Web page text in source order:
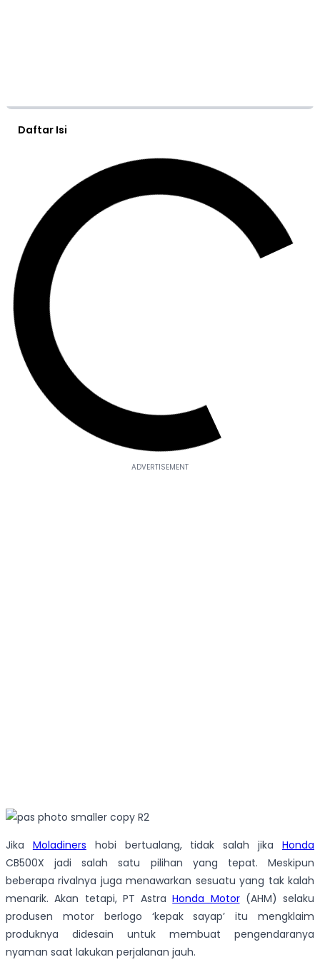
Daftar Isi
Jika Moladiners hobi bertualang, tidak salah jikaHonda
CB500X jadi salah satu pilihan yang tepat. Meskipun
beberapa rivalnya juga menawarkan sesuatu yang tak kalah
menarik. Akan tetapi, PT AstraHonda Motor(AHM) selaku
produsen motor berlogo ‘kepak sayap’ itu mengklaim
produknya didesain untuk membuat pengendaranya
nyaman saat lakukan perjalanan jauh.